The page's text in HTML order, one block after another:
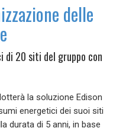
delle
di 20 siti del gruppo con
la soluzione Edison
energetici dei suoi siti
durata di 5 anni, in base